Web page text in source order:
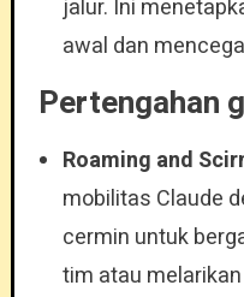
jalur. Ini
awal dan
Pertengahan
Roaming and
mobilitas Claude
cermin untuk
tim atau